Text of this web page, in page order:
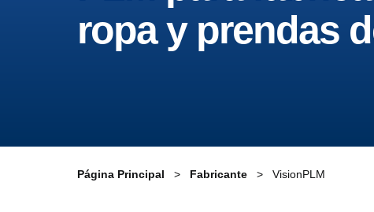
ropa y prendas
Página Principal Fabricante VisionPLM